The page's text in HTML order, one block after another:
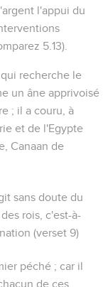
l'appui du
5.13).
qui recherche le
un âne apprivoisé
; il a couru, à
et de l'Egypte
Canaan de
sans doute du
rois, c'est-à-
(verset 9)
péché ; car il
de ces